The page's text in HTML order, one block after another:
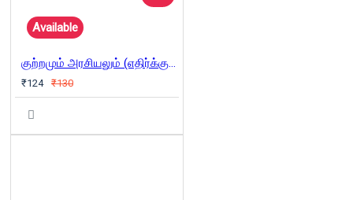
Available
குற்றமும் அரசியலும் (எதிர்க்குரல் -3)
₹124 ₹130